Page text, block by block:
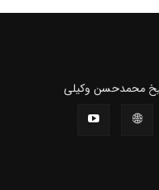
شیخ محمدحسن وکیلی